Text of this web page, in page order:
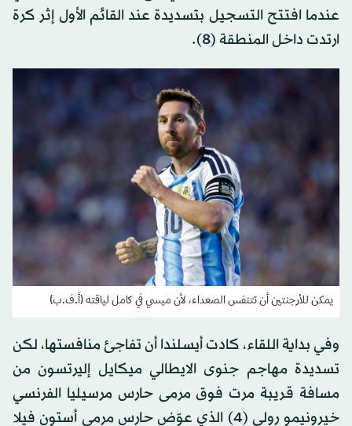
عندما افتتح التسجيل بتسديدة عند القائم الأول إثر كرة
ارتدت داخل المنطقة (8).
يمكن للأرجنتين أن تتنفس الصعداء، لأن ميسي في كامل لياقته (أ.ف.ب)
وفي بداية اللقاء، كادت أيسلندا أن تفاجئ منافستها، لكن
تسديدة مهاجم جنوى الايطالي ميكايل إليرتسون من
مسافة قريبة مرت فوق مرمى حارس مرسيليا الفرنسي
خيرونيمو رولي (4) الذي عوّض حارس مرمى أستون فيلا